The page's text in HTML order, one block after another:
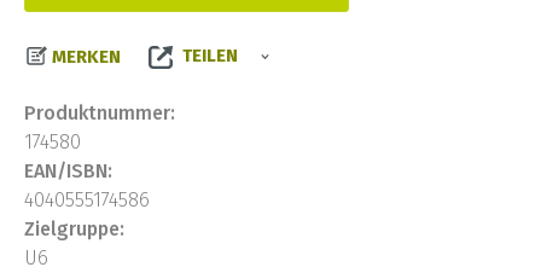
MERKEN TEILEN
Produktnummer:
174580
EAN/ISBN:
4040555174586
Zielgruppe:
U6